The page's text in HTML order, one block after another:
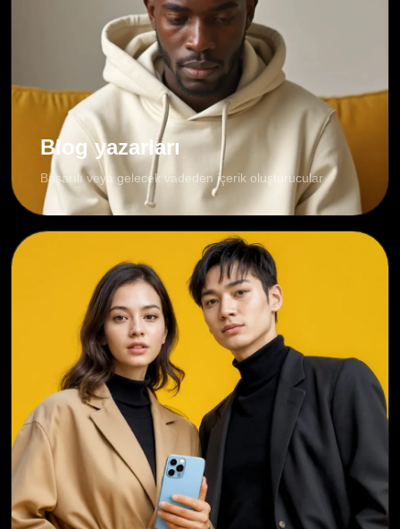
Blog yazarları
Başarılı veya gelecek vadeden içerik oluşturucular